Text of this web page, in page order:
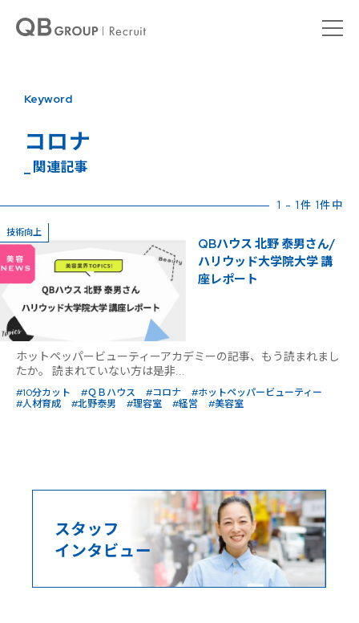
Keyword
コロナ
_ 関連記事
1 - 1件 1件中
技術向上
QBハウス 北野 泰男さん/
ハリウッド大学院大学 講
座レポート
ホットペッパービューティーアカデミーの記事、もう読まれまし
たか。 読まれていない方は是非...
#10分カット #ＱＢハウス #コロナ
#ホットペッパービューティー
#人材育成
#北野泰男 #理容室 #経営 #美容室